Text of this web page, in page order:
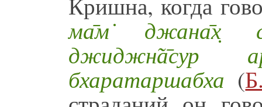
ма̄м̇ джана̄х̣
джиджн̃а̄сур
бхаратаршабха (